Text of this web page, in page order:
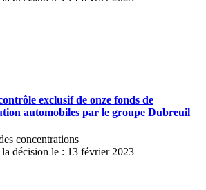
exclusif de onze fonds de
automobiles par le groupe Dubreuil
concentrations
décision le : 13 février 2023